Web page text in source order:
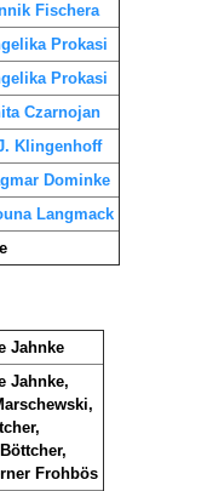
Fischera
Prokasi
Prokasi
Czarnojan
Klingenhoff
Dominke
Langmack
Jahnke
Jahnke,
Frohbös